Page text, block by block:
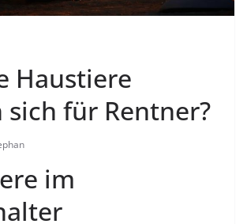
Haustiere
sich für Rentner?
im